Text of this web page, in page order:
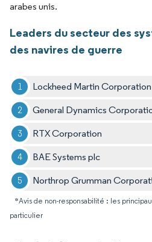
arabes unis.
Leaders du secteur des
des navires de guerre
Lockheed Martin Corporation
General Dynamics
RTX Corporation
BAE Systems plc
Northrop Grumman
*Avis de non-responsabilité : les
particulier